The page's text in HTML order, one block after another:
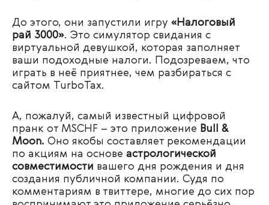
До этого, они запустили игру «Налоговый
рай 3000». Это симулятор свидания с
виртуальной девушкой, которая заполняет
ваши подоходные налоги. Подозреваем, что
играть в неё приятнее, чем разбираться с
сайтом TurboTax.
А, пожалуй, самый известный цифровой
пранк от MSCHF – это приложение Bull &
Moon. Оно якобы составляет рекомендации
по акциям на основе астрологической
совместимости вашего дня рождения и дня
создания публичной компании. Судя по
комментариям в твиттере, многие до сих пор